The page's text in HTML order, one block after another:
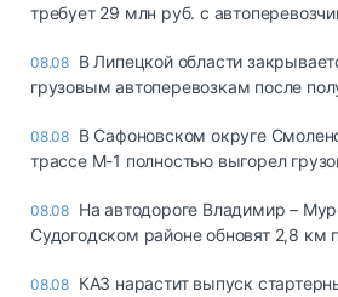
требует 29 млн руб. с
08.08 В Липецкой области
грузовым автоперевозкам после
08.08 В Сафоновском округе
трассе М-1 полностью выгорел
08.08 На автодороге Владимир –
Судогодском районе обновят 2,8 км
08.08 КАЗ нарастит выпуск